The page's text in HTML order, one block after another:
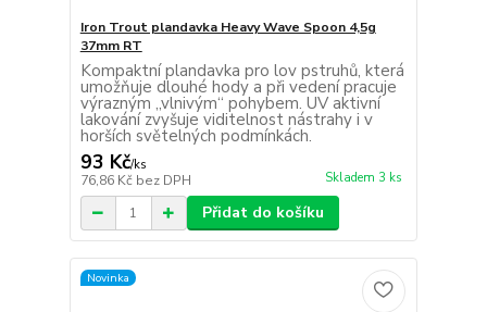
Iron Trout plandavka Heavy Wave Spoon 4,5g
37mm RT
Kompaktní plandavka pro lov pstruhů, která
umožňuje dlouhé hody a při vedení pracuje
výrazným „vlnivým“ pohybem. UV aktivní
lakování zvyšuje viditelnost nástrahy i v
horších světelných podmínkách.
93 Kč/ks
76,86 Kč bez DPH Skladem 3 ks
Přidat do košíku
Novinka